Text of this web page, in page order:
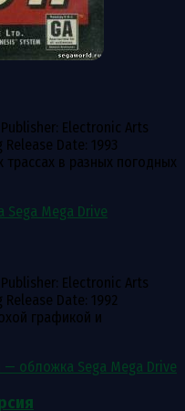
Electronic Arts
Date: 1993
в разных погодных
Electronic Arts
Date: 1992
графикой и